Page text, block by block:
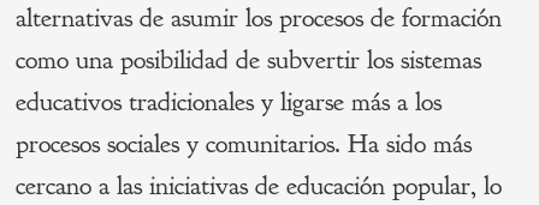
alternativas de asumir los procesos de formación
como una posibilidad de subvertir los sistemas
educativos tradicionales y ligarse más a los
procesos sociales y comunitarios. Ha sido más
cercano a las iniciativas de educación popular, lo